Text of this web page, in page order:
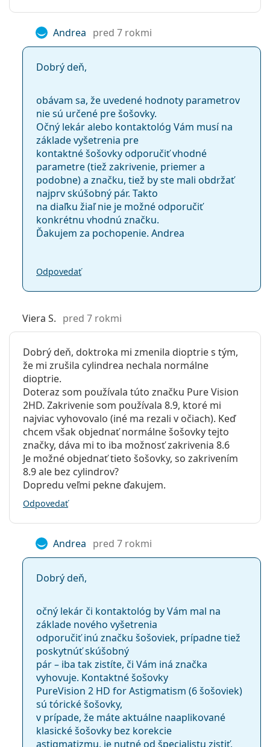
Andrea pred 7 rokmi
Dobrý deň,
obávam sa, že uvedené hodnoty parametrov
nie sú určené pre šošovky.
Očný lekár alebo kontaktológ Vám musí na
základe vyšetrenia pre
kontaktné šošovky odporučiť vhodné
parametre (tiež zakrivenie, priemer a
podobne) a značku, tiež by ste mali obdržať
najprv skúšobný pár. Takto
na diaľku žiaľ nie je možné odporučiť
konkrétnu vhodnú značku.
Ďakujem za pochopenie. Andrea
Odpovedať
Viera S. pred 7 rokmi
Dobrý deň, doktroka mi zmenila dioptrie s tým,
že mi zrušila cylindrea nechala normálne
dioptrie.
Doteraz som používala túto značku Pure Vision
2HD. Zakrivenie som používala 8.9, ktoré mi
najviac vyhovovalo (iné ma rezali v očiach). Keď
chcem však objednať normálne šošovky tejto
značky, dáva mi to iba možnosť zakrivenia 8.6
Je možné objednať tieto šošovky, so zakrivením
8.9 ale bez cylindrov?
Dopredu veľmi pekne ďakujem.
Odpovedať
Andrea pred 7 rokmi
Dobrý deň,
očný lekár či kontaktológ by Vám mal na
základe nového vyšetrenia
odporučiť inú značku šošoviek, prípadne tiež
poskytnúť skúšobný
pár – iba tak zistíte, či Vám iná značka
vyhovuje. Kontaktné šošovky
PureVision 2 HD for Astigmatism (6 šošoviek)
sú tórické šošovky,
v prípade, že máte aktuálne naaplikované
klasické šošovky bez korekcie
astigmatizmu, je nutné od špecialistu zistiť,